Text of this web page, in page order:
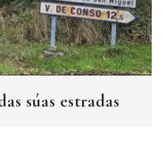
súas estradas